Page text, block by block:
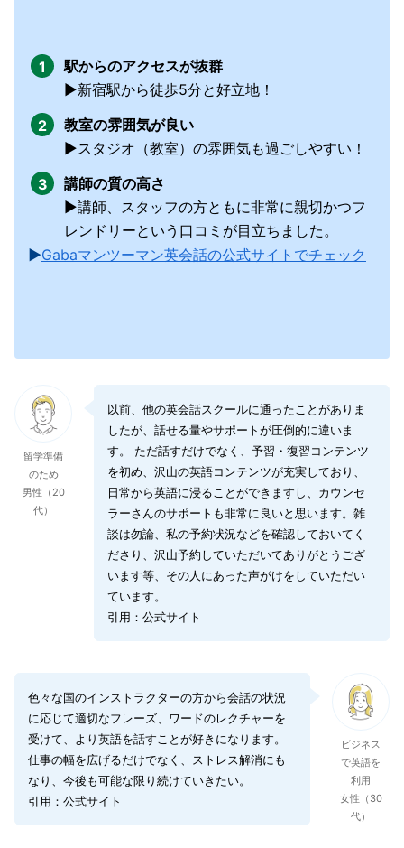
駅からのアクセスが抜群
▶︎新宿駅から徒歩5分と好立地！
教室の雰囲気が良い
▶︎スタジオ（教室）の雰囲気も過ごしやすい！
講師の質の高さ
▶︎講師、スタッフの方ともに非常に親切かつフ
レンドリーという口コミが目立ちました。
▶︎Gabaマンツーマン英会話の公式サイトでチェック
留学準備
のため
男性（20
代）
以前、他の英会話スクールに通ったことがありま
したが、話せる量やサポートが圧倒的に違いま
す。 ただ話すだけでなく、予習・復習コンテンツ
を初め、沢山の英語コンテンツが充実しており、
日常から英語に浸ることができますし、カウンセ
ラーさんのサポートも非常に良いと思います。雑
談は勿論、私の予約状況などを確認しておいてく
ださり、沢山予約していただいてありがとうござ
います等、その人にあった声がけをしていただい
ています。
引用：公式サイト
ビジネス
で英語を
利用
女性（30
代）
色々な国のインストラクターの方から会話の状況
に応じて適切なフレーズ、ワードのレクチャーを
受けて、より英語を話すことが好きになります。
仕事の幅を広げるだけでなく、ストレス解消にも
なり、今後も可能な限り続けていきたい。
引用：公式サイト